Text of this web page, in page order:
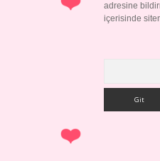
adresine
içerisinde